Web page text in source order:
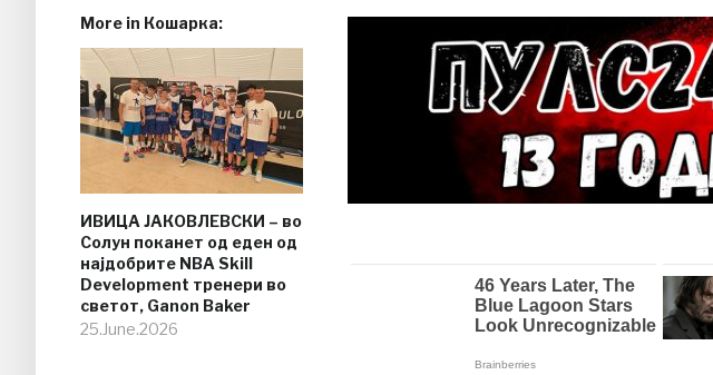
More in Кошарка:
ИВИЦА ЈАКОВЛЕВСКИ – во
Солун поканет од еден од
најдобрите NBA Skill
Development тренери во
светот, Ganon Baker
25.June.2026